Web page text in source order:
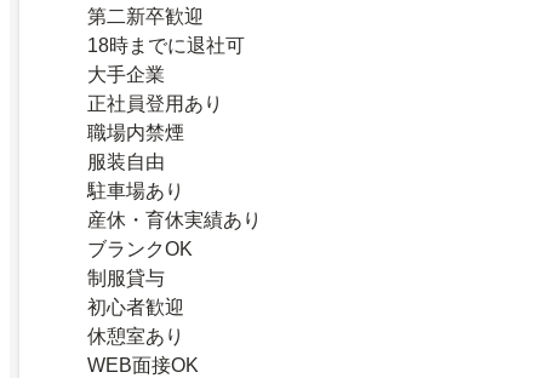
第二新卒歓迎
18時までに退社可
大手企業
正社員登用あり
職場内禁煙
服装自由
駐車場あり
産休・育休実績あり
ブランクOK
制服貸与
初心者歓迎
休憩室あり
WEB面接OK